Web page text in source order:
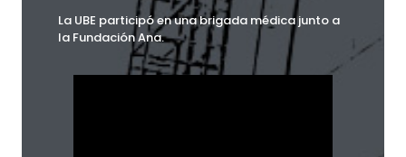
La UBE participó en una brigada médica junto a
la Fundación Ana.